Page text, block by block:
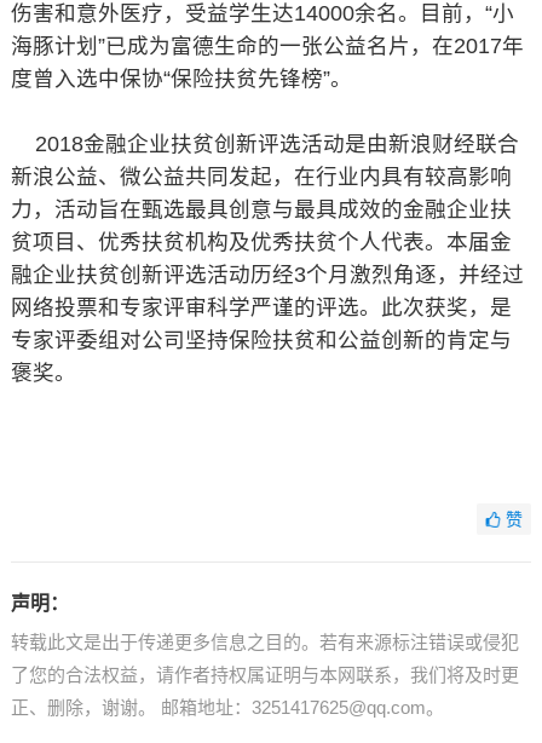
伤害和意外医疗，受益学生达14000余名。目前，“小
海豚计划”已成为富德生命的一张公益名片，在2017年
度曾入选中保协“保险扶贫先锋榜”。
2018金融企业扶贫创新评选活动是由新浪财经联合
新浪公益、微公益共同发起，在行业内具有较高影响
力，活动旨在甄选最具创意与最具成效的金融企业扶
贫项目、优秀扶贫机构及优秀扶贫个人代表。本届金
融企业扶贫创新评选活动历经3个月激烈角逐，并经过
网络投票和专家评审科学严谨的评选。此次获奖，是
专家评委组对公司坚持保险扶贫和公益创新的肯定与
褒奖。
赞
声明：
转载此文是出于传递更多信息之目的。若有来源标注错误或侵犯
了您的合法权益，请作者持权属证明与本网联系，我们将及时更
正、删除，谢谢。 邮箱地址：3251417625@qq.com。